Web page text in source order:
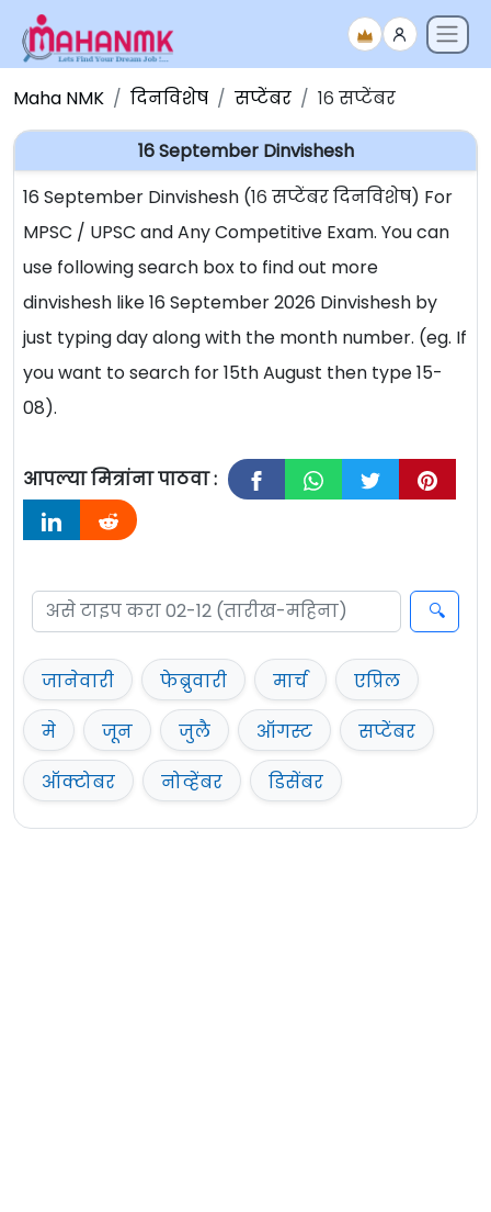
Maha NMK दिनविशेष सप्टेंबर १६ सप्टेंबर
16 September Dinvishesh
16 September Dinvishesh (१६ सप्टेंबर दिनविशेष) For
MPSC / UPSC and Any Competitive Exam. You can
use following search box to find out more
dinvishesh like 16 September 2026 Dinvishesh by
just typing day along with the month number. (eg. If
you want to search for 15th August then type 15-
08).
आपल्या मित्रांना पाठवा :
जानेवारी फेब्रुवारी मार्च
एप्रिल
मे
जून जुलै ऑगस्ट
सप्टेंबर
ऑक्टोबर
नोव्हेंबर डिसेंबर